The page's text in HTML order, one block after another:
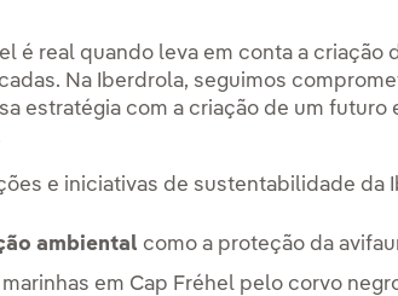
é real quando leva em conta a criação
Na Iberdrola, seguimos
estratégia com a criação de um futuro
e iniciativas de sustentabilidade da
ambiental como a proteção da
em Cap Fréhel pelo corvo